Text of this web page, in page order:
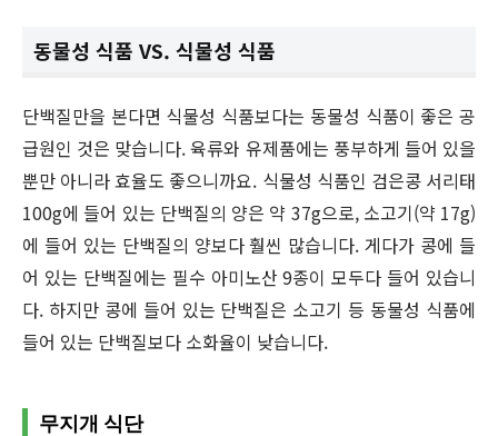
동물성 식품 VS. 식물성 식품
단백질만을 본다면 식물성 식품보다는 동물성 식품이 좋은 공
급원인 것은 맞습니다. 육류와 유제품에는 풍부하게 들어 있을
뿐만 아니라 효율도 좋으니까요. 식물성 식품인 검은콩 서리태
100g에 들어 있는 단백질의 양은 약 37g으로, 소고기(약 17g)
에 들어 있는 단백질의 양보다 훨씬 많습니다. 게다가 콩에 들
어 있는 단백질에는 필수 아미노산 9종이 모두다 들어 있습니
다. 하지만 콩에 들어 있는 단백질은 소고기 등 동물성 식품에
들어 있는 단백질보다 소화율이 낮습니다.
무지개 식단